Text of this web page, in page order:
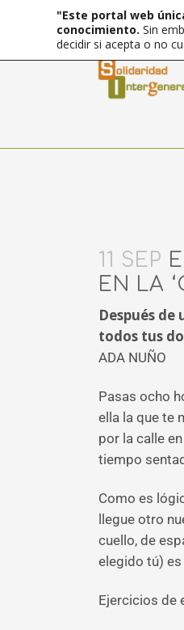
11 SEP
EN LA
Después
todos tus
ADA NUÑO
Pasas ocho
ella la que te
por la calle
tiempo
Como es
llegue otro
cuello, de
elegido tú)
Ejercicios de
"Este portal web
conocimiento. Sin
decidir si acepta o no